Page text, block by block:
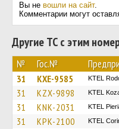
Вы не вошли на сайт.
Комментарии могут
Другие ТС с этим
№ Гос.№
31 KXE-9585 ΚΤΕL
31 KZX-9898 ΚΤΕL
31 KNK-2031 KTEL
31 KPK-2100 KTEL